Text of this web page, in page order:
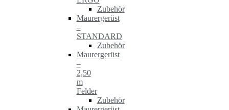
Zubehör
Maurergerüst
–
STANDARD
Zubehör
Maurergerüst
–
2,50
m
Felder
Zubehör